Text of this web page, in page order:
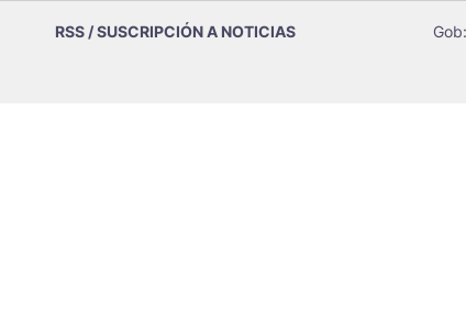
RSS / SUSCRIPCIÓN A NOTICIAS